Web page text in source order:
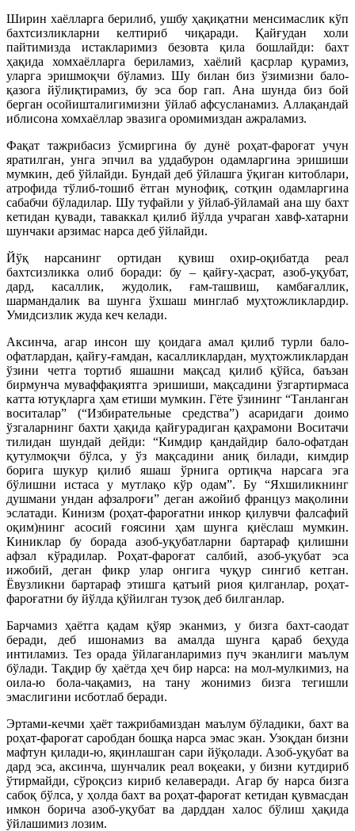
Ширин хаёлларга берилиб, ушбу ҳақиқатни менсимаслик кўп
бахтсизликларни келтириб чиқаради. Қайғудан холи
пайтимизда истакларимиз безовта қила бошлайди: бахт
ҳақида хомхаёлларга бериламиз, хаёлий қасрлар қурамиз,
уларга эришмоқчи бўламиз. Шу билан биз ўзимизни бало-
қазога йўлиқтирамиз, бу эса бор гап. Ана шунда биз бой
берган осойишталигимизни ўйлаб афсусланамиз. Аллақандай
иблисона хомхаёллар эвазига оромимиздан ажраламиз.
Фақат тажрибасиз ўсмиргина бу дунё роҳат-фароғат учун
яратилган, унга эпчил ва уддабурон одамларгина эришиши
мумкин, деб ўйлайди. Бундай деб ўйлашга ўқиган китоб­лари,
атрофида тўлиб-тошиб ётган мунофиқ, сотқин одамларгина
сабабчи бўладилар. Шу туфайли у ўйлаб-ўйламай ана шу бахт
кетидан қувади, таваккал қилиб йўлда учраган хавф-хатарни
шунчаки арзимас нарса деб ўйлайди.
Йўқ нарсанинг ортидан қувиш охир-оқибатда реал
бахтсизликка олиб боради: бу – қайғу-ҳасрат, азоб-уқубат,
дард, касаллик, жудолик, ғам-ташвиш, камбағаллик,
шармандалик ва шунга ўхшаш минглаб муҳтожликлардир.
Умидсизлик жуда кеч келади.
Аксинча, агар инсон шу қоидага амал қилиб турли бало-
офатлардан, қайғу-ғамдан, касалликлардан, муҳтожликлардан
ўзини четга тортиб яшашни мақсад қилиб қўйса, баъзан
бирмунча муваффақиятга эришиши, мақсадини ўзгартирмаса
катта ютуқларга ҳам етиши мумкин. Гёте ўзининг “Танланган
воситалар” (“Избирательные средства”) асаридаги доимо
ўзгаларнинг бахти ҳақида қайғурадиган қаҳрамони Воситачи
тилидан шундай дейди: “Кимдир қандайдир бало-офатдан
қутулмоқчи бўлса, у ўз мақсадини аниқ билади, кимдир
борига шукур қилиб яшаш ўрнига ортиқча нарсага эга
бўлишни истаса у мутлақо кўр одам”. Бу “Яхшиликнинг
душмани ундан афзалроғи” деган ажойиб француз мақолини
эслатади. Кинизм (роҳат-фароғатни инкор қилувчи фалсафий
оқим)нинг асосий ғоясини ҳам шунга қиёслаш мумкин.
Киниклар бу борада азоб-уқубатларни бартараф қилишни
афзал кўрадилар. Роҳат-фароғат салбий, азоб-уқубат эса
ижобий, деган фикр улар онгига чуқур сингиб кетган.
Ёвузликни бартараф этишга қатъий риоя қилганлар, роҳат-
фароғатни бу йўлда қўйилган тузоқ деб билганлар.
Барчамиз ҳаётга қадам қўяр эканмиз, у бизга бахт-саодат
беради, деб ишонамиз ва амалда шунга қараб беҳуда
интиламиз. Тез орада ўйлаганларимиз пуч эканлиги маълум
бўлади. Тақдир бу ҳаётда ҳеч бир нарса: на мол-мулкимиз, на
оила-ю бола-чақамиз, на тану жонимиз бизга тегишли
эмаслигини исботлаб беради.
Эртами-кечми ҳаёт тажрибамиздан маълум бўладики, бахт ва
роҳат-фароғат саробдан бошқа нарса эмас экан. Узоқдан бизни
мафтун қилади-ю, яқинлашган сари йўқолади. Азоб-уқубат ва
дард эса, аксинча, шунчалик реал воқеаки, у бизни кутдириб
ўтирмайди, сўроқсиз кириб келаверади. Агар бу нарса бизга
сабоқ бўлса, у ҳолда бахт ва роҳат-фароғат кетидан қувмасдан
имкон борича азоб-уқубат ва дарддан халос бўлиш ҳақида
ўйлашимиз лозим.